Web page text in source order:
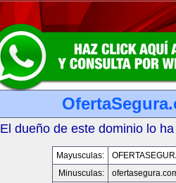
El dueño de este dominio lo
Mayusculas:
Minusculas: